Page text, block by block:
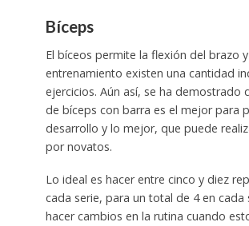
Bíceps
El bíceos permite la flexión del brazo
entrenamiento existen una cantidad
ejercicios. Aún así, se ha demostrado
de bíceps con barra es el mejor para
desarrollo y lo mejor, que puede
por novatos.
Lo ideal es hacer entre cinco y diez
cada serie, para un total de 4 en cada
hacer cambios en la rutina cuando